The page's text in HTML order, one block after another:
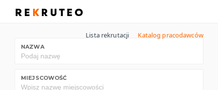
Lista rekrutacji Katalog pracodawców
NAZWA
MIEJSCOWOŚĆ